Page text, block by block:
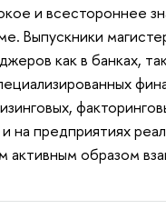
и всестороннее
Выпускники
как в банках,
на предприятиях
активным образом